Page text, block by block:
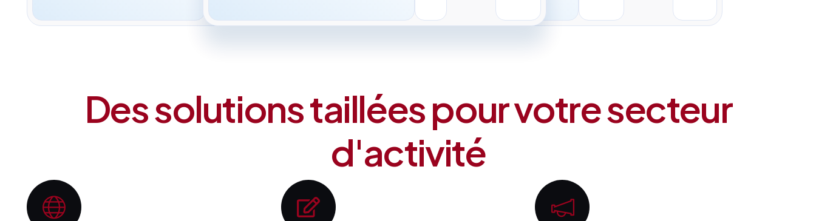
Des solutions taillées pour votre secteur
d'activité